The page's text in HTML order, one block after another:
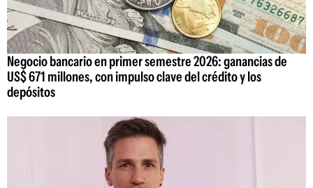
Negocio bancario en primer semestre 2026: ganancias de
US$ 671 millones, con impulso clave del crédito y los
depósitos